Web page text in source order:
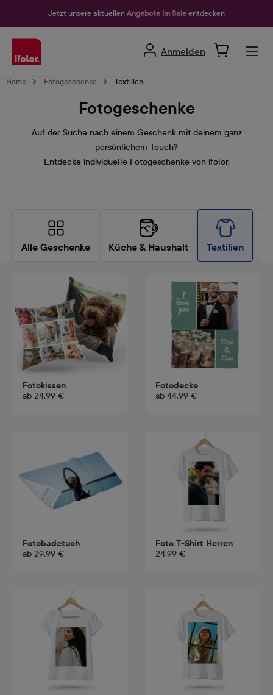
Jetzt unsere aktuellen Angebote im Sale entdecken
Anmelden
Home Fotogeschenke Textilien
Fotogeschenke
Auf der Suche nach einem Geschenk mit deinem ganz
persönlichem Touch?
Entdecke individuelle Fotogeschenke von ifolor.
Alle Geschenke Küche & Haushalt Textilien
Fotokissen
ab 24,99 €
Fotodecke
ab 44,99 €
Fotobadetuch
ab 29,99 €
Foto T-Shirt Herren
24,99 €